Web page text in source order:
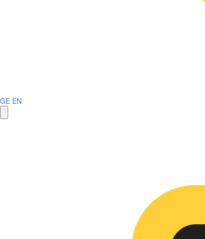
GE EN